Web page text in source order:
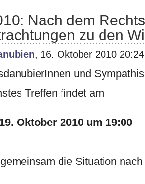
Nach dem
zu den
, 16. Oktober 2010 20:24
und
Treffen findet am
Oktober 2010 um 19:00
die Situation